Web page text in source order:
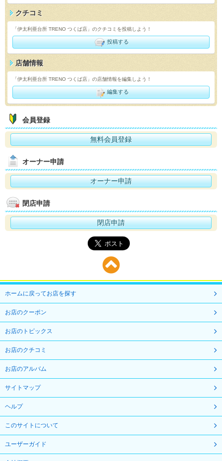
クチコミ
「伊太利亜台所 TRENO つくば店」のクチコミを投稿しよう！
投稿する
店舗情報
「伊太利亜台所 TRENO つくば店」の店舗情報を編集しよう！
編集する
会員登録
無料会員登録
オーナー申請
オーナー申請
閉店申請
閉店申請
ホームに戻ってお店を探す
お店のクーポン
お店のトピックス
お店のクチコミ
お店のアルバム
サイトマップ
ヘルプ
このサイトについて
ユーザーガイド